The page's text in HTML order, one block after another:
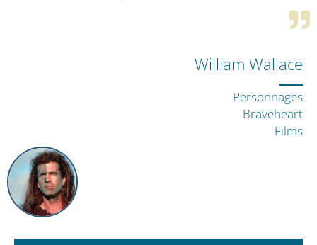
William Wallace
Personnages
Braveheart
Films